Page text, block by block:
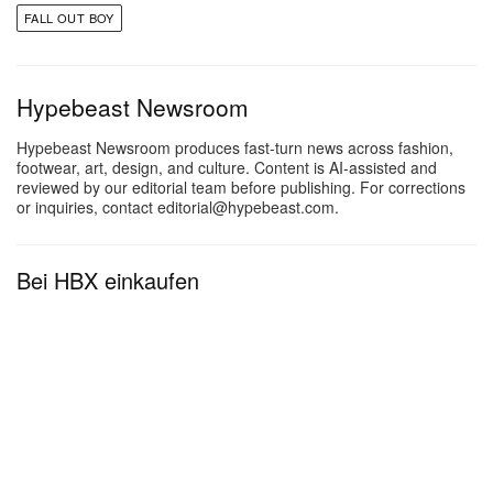
Klassikers.
(20th Anniversary Edition) auf Spotify und Apple
Music.
FALL OUT BOY
Hypebeast Newsroom
Hypebeast Newsroom produces fast-turn news across fashion,
footwear, art, design, and culture. Content is AI-assisted and
reviewed by our editorial team before publishing. For corrections
or inquiries, contact editorial@hypebeast.com.
Bei HBX einkaufen